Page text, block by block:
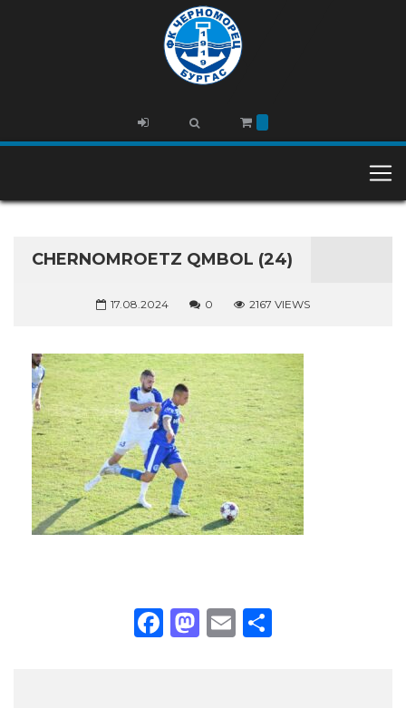
CHERNOMROETZ QMBOL (24)
17.08.2024 0 2167 VIEWS
Facebook
Mastodon
Email